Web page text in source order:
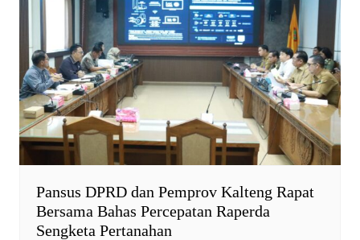
Pansus DPRD dan Pemprov Kalteng Rapat
Bersama Bahas Percepatan Raperda
Sengketa Pertanahan